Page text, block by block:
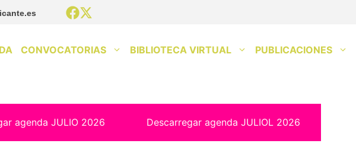
CONVOCATORIAS BIBLIOTECA VIRTUAL PUBLICACIONES
agenda JULIO 2026 Descarregar agenda JULIOL 2026